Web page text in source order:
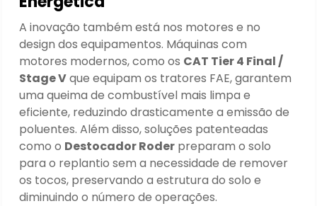
A inovação também está nos motores e no
design dos equipamentos. Máquinas com
motores modernos, como os CAT Tier 4 Final /
Stage Vque equipam os tratores FAE, garantem
uma queima de combustível mais limpa e
eficiente, reduzindo drasticamente a emissão de
poluentes. Além disso, soluções patenteadas
como o Destocador Roder preparam o solo
para o replantio sem a necessidade de remover
os tocos, preservando a estrutura do solo e
diminuindo o número de operações.